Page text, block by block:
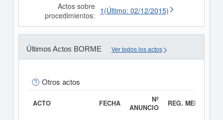
Actos sobre
procedimientos: 1(Último: 02/12/2015)
Últimos Actos BORME Ver todos los actos
Otros actos
ACTO FECHA
Nº
ANUNCIO
REG. MERC.